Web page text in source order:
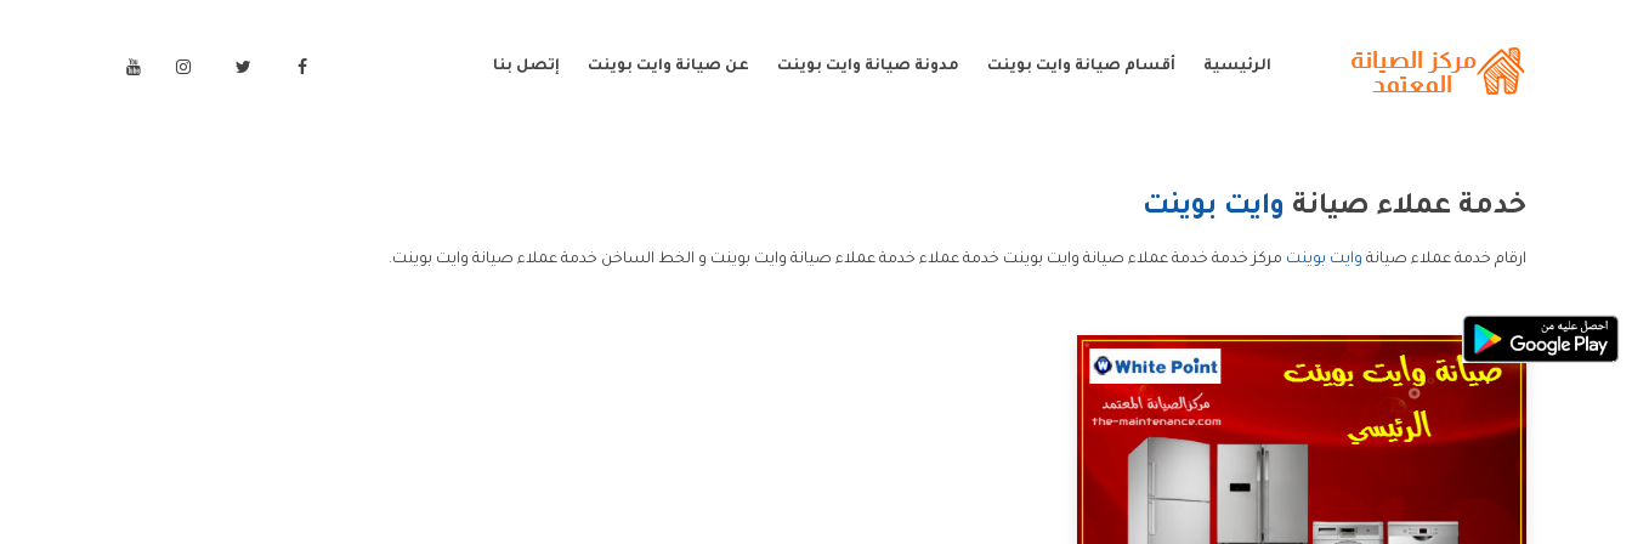
الرئيسية أقسام صيانة وايت بوينت مدونة صيانة وايت بوينت عن صيانة وايت بوينت إتصل بنا
خدمة عملاء صيانة وايت بوينت
ارقام خدمة عملاء صيانة وايت بوينت مركز خدمة خدمة عملاء صيانة وايت بوينت خدمة عملاء خدمة عملاء صيانة وايت بوينت و الخط الساخن خدمة عملاء صيانة وايت بوينت.